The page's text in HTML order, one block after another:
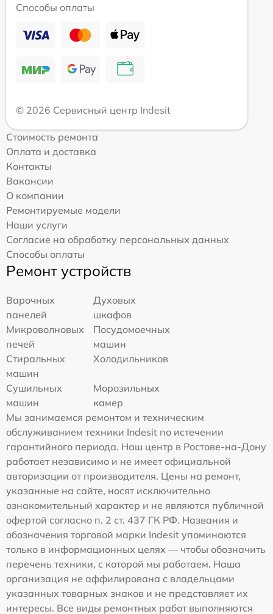
Способы оплаты
© 2026 Сервисный центр Indesit
Стоимость ремонта
Оплата и доставка
Контакты
Вакансии
О компании
Ремонтируемые модели
Наши услуги
Согласие на обработку персональных данных
Способы оплаты
Ремонт устройств
Варочных
панелей
Духовых
шкафов
Микроволновых
печей
Посудомоечных
машин
Стиральных
машин
Холодильников
Сушильных
машин
Морозильных
камер
Мы занимаемся ремонтом и техническим
обслуживанием техники Indesit по истечении
гарантийного периода. Наш центр в Ростове-на-Дону
работает независимо и не имеет официальной
авторизации от производителя. Цены на ремонт,
указанные на сайте, носят исключительно
ознакомительный характер и не являются публичной
офертой согласно п. 2 ст. 437 ГК РФ. Названия и
обозначения торговой марки Indesit упоминаются
только в информационных целях — чтобы обозначить
перечень техники, с которой мы работаем. Наша
организация не аффилирована с владельцами
указанных товарных знаков и не представляет их
интересы. Все виды ремонтных работ выполняются